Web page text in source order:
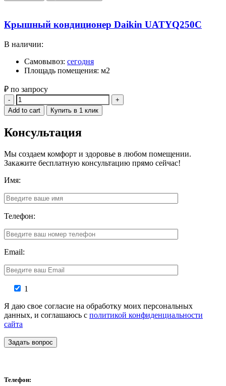
Крышный кондиционер Daikin UATYQ250C
В наличии:
Самовывоз: сегодня
Площадь помещения: м2
₽ по запросу
Quantity
Add to cart Купить в 1 клик
Консультация
Мы создаем комфорт и здоровье в любом помещении.
Закажите бесплатную консультацию прямо сейчас!
Имя:
Телефон:
Email:
1
Я даю свое согласие на обработку моих персональных
данных, и соглашаюсь с политикой конфиденциальности
сайта
Задать вопрос
Телефон: